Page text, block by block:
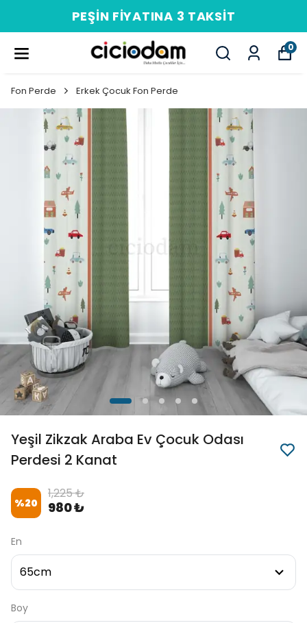
PEŞIN FIYATINA 3 TAKSIT
0
Fon Perde Erkek Çocuk Fon Perde
Yeşil Zikzak Araba Ev Çocuk Odası
Perdesi 2 Kanat
%20
1,225 ₺
980 ₺
En
Boy